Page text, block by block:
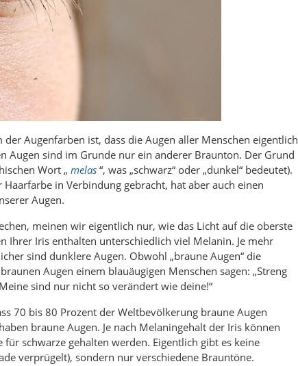
Augenfarben ist, dass die Augen aller Menschen eigentlich
Augen sind im Grunde nur ein anderer Braunton. Der Grund
Wort „ melas “, was „schwarz“ oder „dunkel“ bedeutet).
in Verbindung gebracht, hat aber auch einen
Augen.
meinen wir eigentlich nur, wie das Licht auf die oberste
Ihrer Iris enthalten unterschiedlich viel Melanin. Je mehr
sind dunklere Augen. Obwohl „braune Augen“ die
Augen einem blauäugigen Menschen sagen: „Streng
sind nur nicht so verändert wie deine!“
70 bis 80 Prozent der Weltbevölkerung braune Augen
braune Augen. Je nach Melaningehalt der Iris können
schwarze gehalten werden. Eigentlich gibt es keine
verprügelt), sondern nur verschiedene Brauntöne.